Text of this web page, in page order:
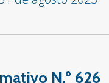
N.º 626